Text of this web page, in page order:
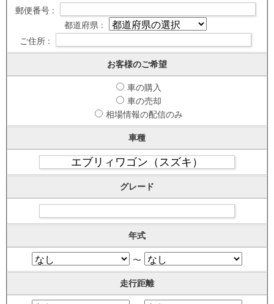
郵便番号 :
都道府県 :
ご住所 :
お客様のご希望
車の購入
車の売却
相場情報の配信のみ
車種
グレード
年式
〜
走行距離